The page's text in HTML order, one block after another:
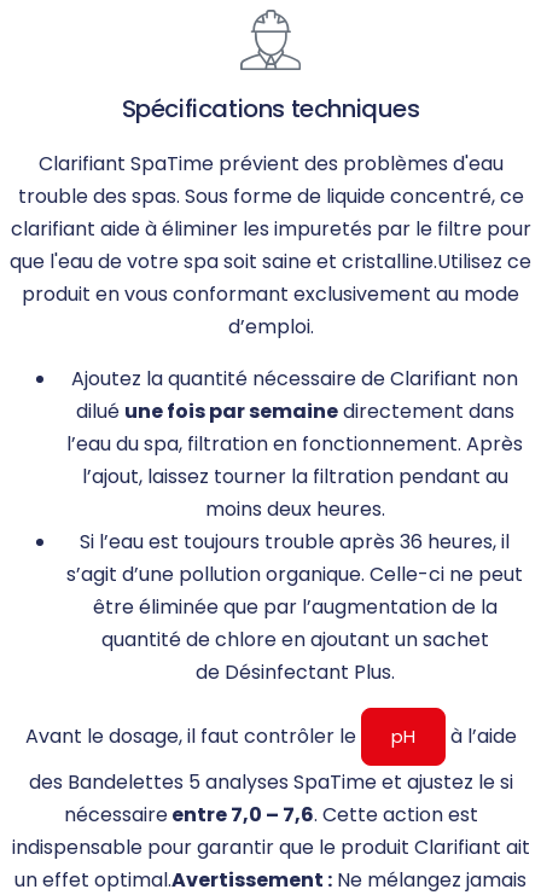
Spécifications techniques
Clarifiant SpaTime prévient des problèmes d'eau
trouble des spas. Sous forme de liquide concentré, ce
clarifiant aide à éliminer les impuretés par le filtre pour
que l'eau de votre spa soit saine et cristalline.Utilisez ce
produit en vous conformant exclusivement au mode
d’emploi.
Ajoutez la quantité nécessaire de Clarifiant non
dilué une fois par semainedirectement dans
l’eau du spa, filtration en fonctionnement. Après
l’ajout, laissez tourner la filtration pendant au
moins deux heures.
Si l’eau est toujours trouble après 36 heures, il
s’agit d’une pollution organique. Celle-ci ne peut
être éliminée que par l’augmentation de la
quantité de chlore en ajoutant un sachet
de Désinfectant Plus.
Avant le dosage, il faut contrôler le pH
à l’aide
des Bandelettes 5 analyses SpaTime et ajustez le si
nécessaireentre 7,0 – 7,6. Cette action est
indispensable pour garantir que le produit Clarifiant ait
un effet optimal.Avertissement : Ne mélangez jamais